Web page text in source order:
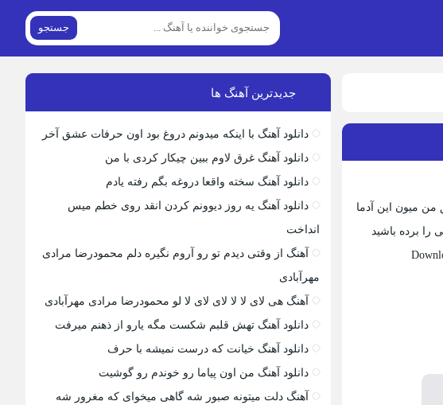
جستجو
من میون این آدما
جدیدترین آهنگ ها
دانلود آهنگ با اینکه میدونم دروغ بود اون حرفات عشق آخر
دانلود آهنگ غرق لاوم ببین چیکار کردی با من
دانلود آهنگ سخته واقعا دروغه بگم رفته یادم
دانلود آهنگ یه روز دیوونم کردن انقد روی خطم میس
انداخت
آهنگ از وقتی دیدم تو رو آروم نگیره دلم محمودرضا مرادی
مهرآبادی
آهنگ هی لای لا لا لای لای لا لو محمودرضا مرادی مهرآبادی
دانلود آهنگ تهش قلبم شکست مگه یارو از ذهنم میرفت
دانلود آهنگ خیانت که درست نمیشه با حرف
دانلود آهنگ من اون پیاما رو خوندم رو گوشیت
آهنگ دلت میتونه صبور شه گاهی میخوای که مغرور شه